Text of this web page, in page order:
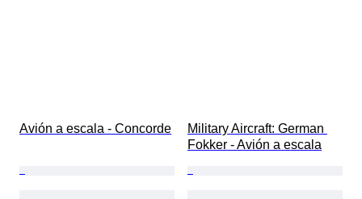
Avión a escala - Concorde
Military Aircraft: German
Fokker - Avión a escala